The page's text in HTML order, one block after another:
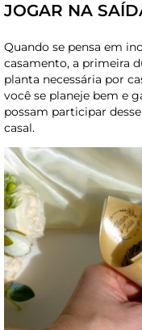
JOGAR NA
Quando se pensa em
casamento, a primeira
planta necessária por
você se planeje bem e
possam participar
casal.